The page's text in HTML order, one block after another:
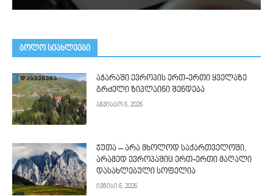
ᲑᲝᲚᲝ ᲡᲘᲐᲮᲚᲔᲔᲑᲘ
აჭარაში ევროპის ერთ-ერთი ყველაზე
გრძელი ზიპლაინი შენდება
აგვისტო 6, 2026
ჯუთა – არა მხოლოდ საქართველოში,
არამედ ევროპაშიც ერთ-ერთი მაღალი
დასახლებული სოფელია
ივნისი 6, 2026